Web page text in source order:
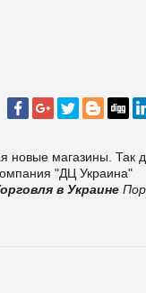
новые магазины. Так
"ДЦ Украина"
в Украине